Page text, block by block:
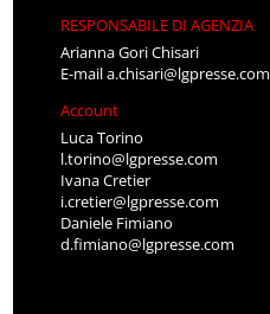
RESPONSABILE DI AGENZIA
Arianna Gori Chisari
E-maila.chisari@lgpresse.com
Account
Luca Torino
l.torino@lgpresse.com
Ivana Cretier
i.cretier@lgpresse.com
Daniele Fimiano
d.fimiano@lgpresse.com